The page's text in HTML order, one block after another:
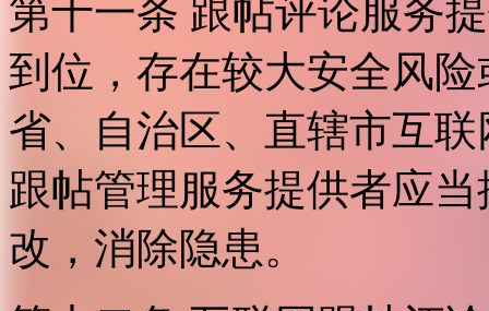
第十一条 跟帖评论服务
到位，存在较大安全风
省、自治区、直辖市互
跟帖管理服务提供者应
改，消除隐患。